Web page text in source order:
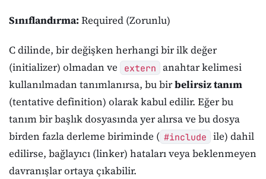
Sınıflandırma: Required (Zorunlu)
C dilinde, bir değişken herhangi bir ilk değer
(initializer) olmadan ve
extern anahtar kelimesi
kullanılmadan tanımlanırsa, bu birbelirsiz tanım
(tentative definition) olarak kabul edilir. Eğer bu
tanım bir başlık dosyasında yer alırsa ve bu dosya
birden fazla derleme biriminde ( #include ile) dahil
edilirse, bağlayıcı (linker) hataları veya beklenmeyen
davranışlar ortaya çıkabilir.